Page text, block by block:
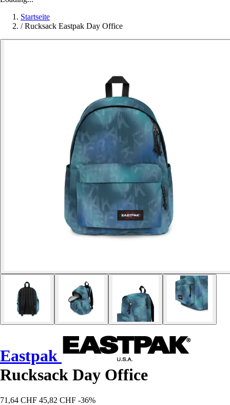
Startseite
/ Rucksack Eastpak Day Office
Eastpak
Rucksack Day Office
71,64 CHF 45,82 CHF -36%